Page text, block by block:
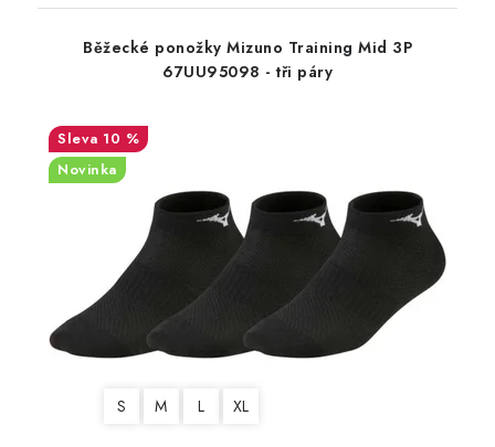
Běžecké ponožky Mizuno Training Mid 3P
67UU95098 - tři páry
10 %
Novinka
S M L XL